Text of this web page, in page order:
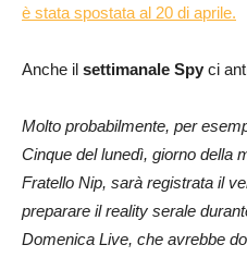
è stata spostata al 20 di aprile.
Anche il settimanale Spy ci
Molto probabilmente, per
Cinque del lunedì, giorno della
Fratello Nip, sarà registrata il
preparare il reality serale
Domenica Live, che avrebbe